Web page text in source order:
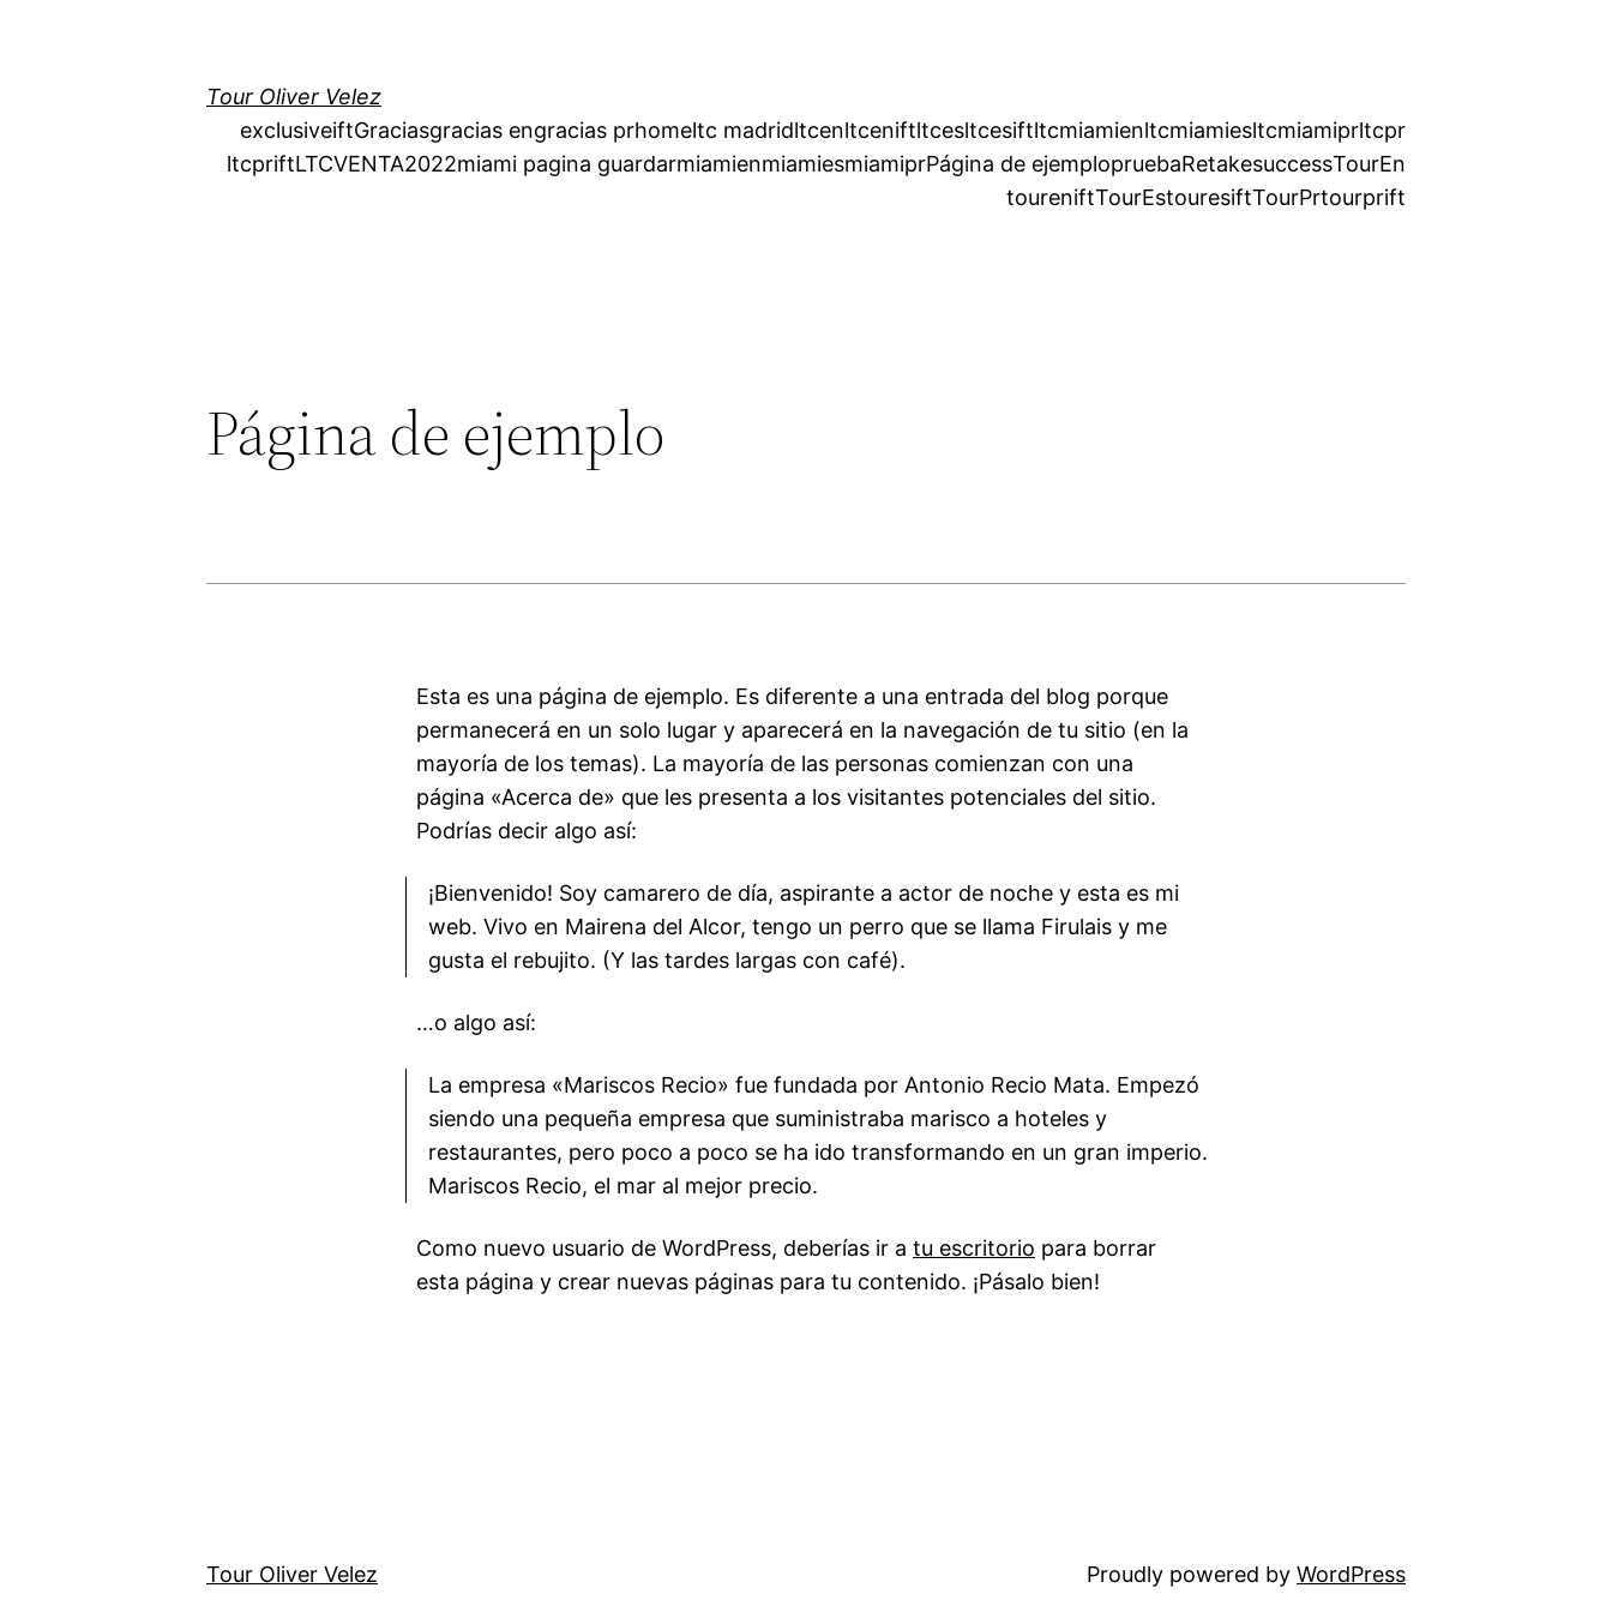
Tour Oliver Velez
exclusiveiftGraciasgracias engracias prhomeltc madridltcenltceniftltcesltcesiftltcmiamienltcmiamiesltcmiamiprltcpr
ltcpriftLTCVENTA2022miami pagina guardarmiamienmiamiesmiamiprPágina de ejemplopruebaRetakesuccessTourEn
toureniftTourEstouresiftTourPrtourprift
Página de ejemplo
Esta es una página de ejemplo. Es diferente a una entrada del blog porque
permanecerá en un solo lugar y aparecerá en la navegación de tu sitio (en la
mayoría de los temas). La mayoría de las personas comienzan con una
página «Acerca de» que les presenta a los visitantes potenciales del sitio.
Podrías decir algo así:
¡Bienvenido! Soy camarero de día, aspirante a actor de noche y esta es mi
web. Vivo en Mairena del Alcor, tengo un perro que se llama Firulais y me
gusta el rebujito. (Y las tardes largas con café).
…o algo así:
La empresa «Mariscos Recio» fue fundada por Antonio Recio Mata. Empezó
siendo una pequeña empresa que suministraba marisco a hoteles y
restaurantes, pero poco a poco se ha ido transformando en un gran imperio.
Mariscos Recio, el mar al mejor precio.
Como nuevo usuario de WordPress, deberías ir a tu escritorio para borrar
esta página y crear nuevas páginas para tu contenido. ¡Pásalo bien!
Tour Oliver Velez Proudly powered by WordPress